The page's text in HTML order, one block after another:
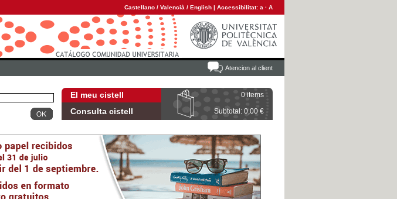
Castellano / Valencià / English | Accessibilitat: a · A
Atencion al client
El meu cistell 0 items
Consulta cistell Subtotal: 0,00 €